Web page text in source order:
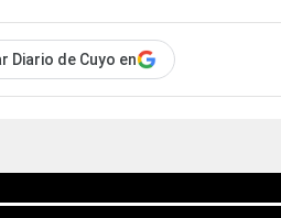
Diario de Cuyo en